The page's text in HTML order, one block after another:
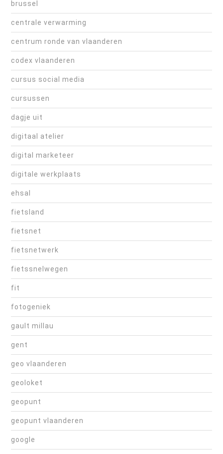
brussel
centrale verwarming
centrum ronde van vlaanderen
codex vlaanderen
cursus social media
cursussen
dagje uit
digitaal atelier
digital marketeer
digitale werkplaats
ehsal
fietsland
fietsnet
fietsnetwerk
fietssnelwegen
fit
fotogeniek
gault millau
gent
geo vlaanderen
geoloket
geopunt
geopunt vlaanderen
google